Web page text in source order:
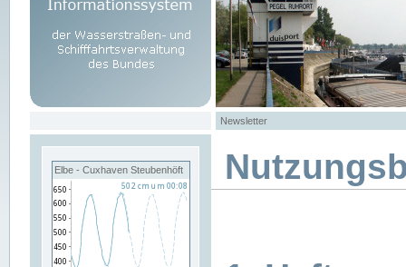
Newsletter
Elbe - Cuxhaven Steubenhöft